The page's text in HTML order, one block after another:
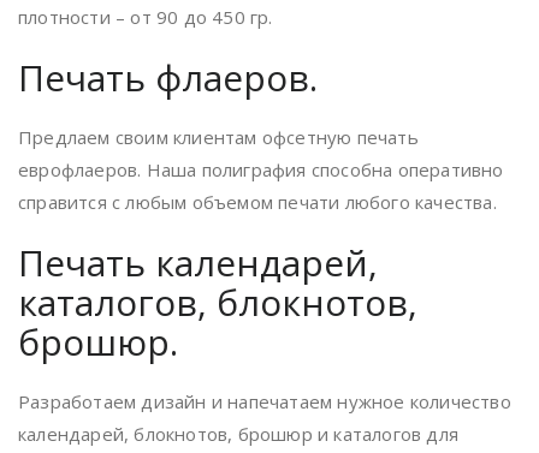
плотности – от 90 до 450 гр.
Печать флаеров.
Предлаем своим клиентам офсетную печать
еврофлаеров. Наша полиграфия способна оперативно
справится с любым объемом печати любого качества.
Печать календарей,
каталогов, блокнотов,
брошюр.
Разработаем дизайн и напечатаем нужное количество
календарей, блокнотов, брошюр и каталогов для